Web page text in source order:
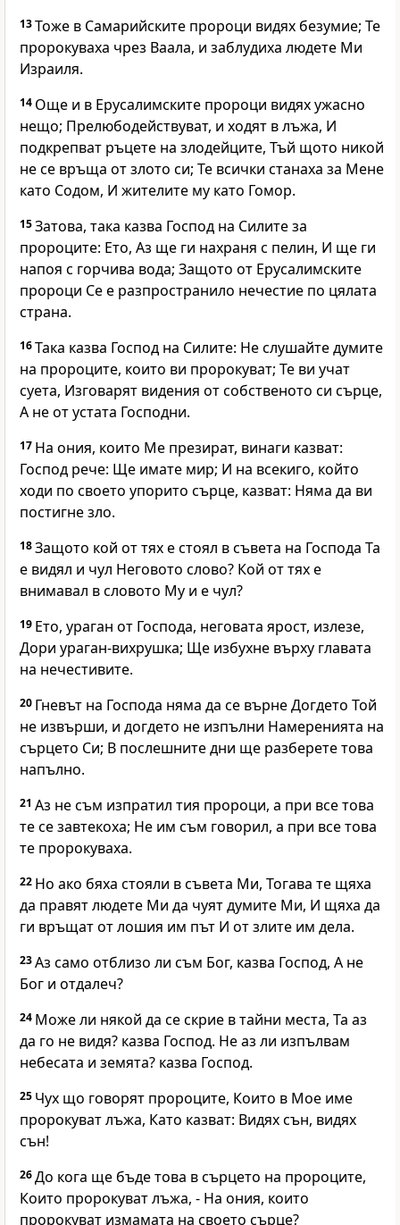
13Тоже в Самарийските пророци видях безумие; Те
пророкуваха чрез Ваала, и заблудиха людете Ми
Израиля.
14 Още и в Ерусалимските пророци видях ужасно
нещо; Прелюбодействуват, и ходят в лъжа, И
подкрепват ръцете на злодейците, Тъй щото никой
не се връща от злото си; Те всички станаха за Мене
като Содом, И жителите му като Гомор.
15Затова, така казва Господ на Силите за
пророците: Ето, Аз ще ги нахраня с пелин, И ще ги
напоя с горчива вода; Защото от Ерусалимските
пророци Се е разпространило нечестие по цялата
страна.
16Така казва Господ на Силите: Не слушайте думите
на пророците, които ви пророкуват; Те ви учат
суета, Изговарят видения от собственото си сърце,
А не от устата Господни.
17 На ония, които Ме презират, винаги казват:
Господ рече: Ще имате мир; И на всекиго, който
ходи по своето упорито сърце, казват: Няма да ви
постигне зло.
18Защото кой от тях е стоял в съвета на Господа Та
е видял и чул Неговото слово? Кой от тях е
внимавал в словото Му и е чул?
19 Ето, ураган от Господа, неговата ярост, излезе,
Дори ураган-вихрушка; Ще избухне върху главата
на нечестивите.
20 Гневът на Господа няма да се върне Догдето Той
не извърши, и догдето не изпълни Намеренията на
сърцето Си; В послешните дни ще разберете това
напълно.
21 Аз не съм изпратил тия пророци, а при все това
те се завтекоха; Не им съм говорил, а при все това
те пророкуваха.
22 Но ако бяха стояли в съвета Ми, Тогава те щяха
да правят людете Ми да чуят думите Ми, И щяха да
ги връщат от лошия им път И от злите им дела.
23Аз само отблизо ли съм Бог, казва Господ, А не
Бог и отдалеч?
24 Може ли някой да се скрие в тайни места, Та аз
да го не видя? казва Господ. Не аз ли изпълвам
небесата и земята? казва Господ.
25 Чух що говорят пророците, Които в Мое име
пророкуват лъжа, Като казват: Видях сън, видях
сън!
26До кога ще бъде това в сърцето на пророците,
Които пророкуват лъжа, - На ония, които
пророкуват измамата на своето сърце?